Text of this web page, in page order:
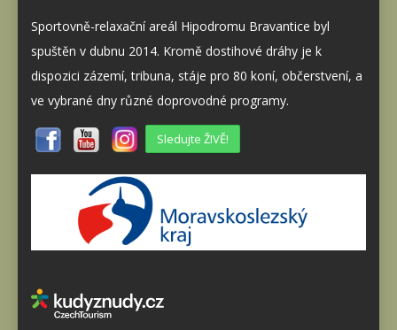
Sportovně-relaxační areál Hipodromu Bravantice byl
spuštěn v dubnu 2014. Kromě dostihové dráhy je k
dispozici zázemí, tribuna, stáje pro 80 koní, občerstvení, a
ve vybrané dny různé doprovodné programy.
Sledujte ŽIVĚ!